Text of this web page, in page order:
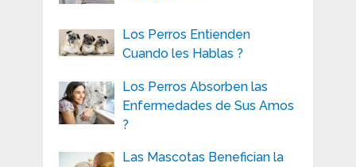
Los Perros Entienden
Cuando les Hablas ?
Los Perros Absorben las
Enfermedades de Sus Amos
?
Las Mascotas Benefician la